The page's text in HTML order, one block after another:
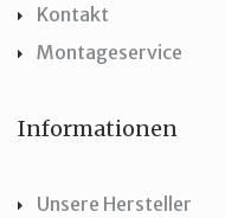
Kontakt
Montageservice
Informationen
Unsere Hersteller